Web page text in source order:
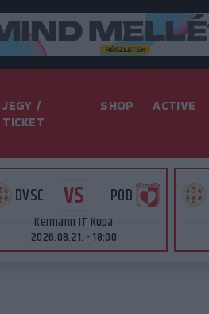
JEGY /
TICKET
SHOP ACTIVE
DVSC VS POD
Kermann IT Kupa
2026.08.21. - 18:00